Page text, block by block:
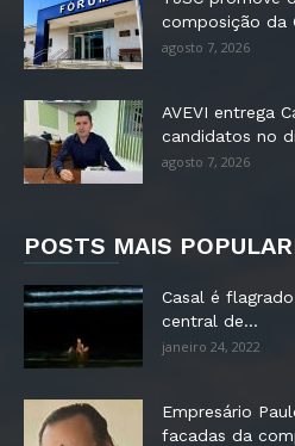
composição da
agosto 7, 2026
AVEVI entrega
candidatos no
agosto 7, 2026
POSTS MAIS
Casal é
central de...
janeiro 24, 2022
Empresário
facadas da